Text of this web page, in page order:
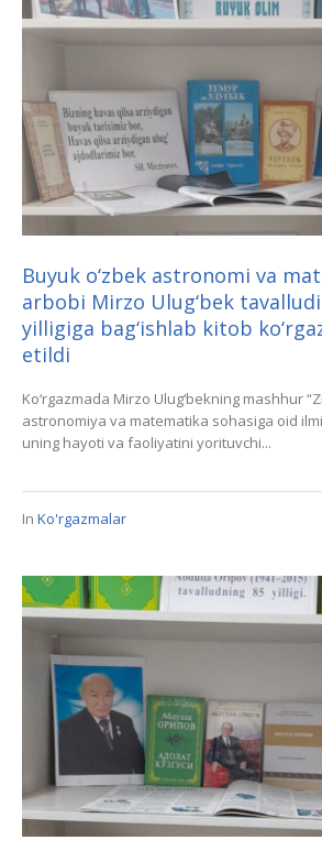
Buyuk o‘zbek astronomi va
arbobi Mirzo Ulug‘bek
yilligiga bag‘ishlab kitob
etildi
Ko‘rgazmada Mirzo Ulug‘bekning mashhur
astronomiya va matematika sohasiga oid
uning hayoti va faoliyatini yorituvchi...
In Ko'rgazmalar